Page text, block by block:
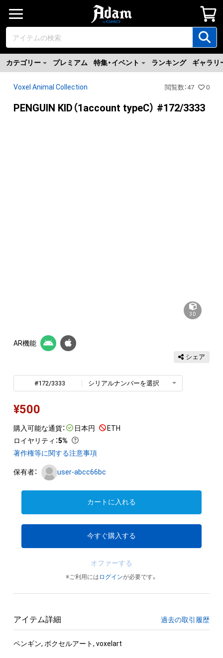
カテゴリー プレミアム 特集・イベント ランキング ギャラリ
Voxel Animal Collection 閲覧数 ：47 0
PENGUIN KID（1account typeC） #172/3333
3D
AR機能
シェア
#172/3333 シリアルナンバーを選択
¥500
購入可能な通貨： 日本円
ETH
ロイヤリティ ：5%
著作権等に関する注意事項
保有者： user-abcc66bc
カートに入れる
今すぐ購入する
オファーする
※ご利用には ログインが必要です。
アイテム詳細 過去の取引履歴
ペンギン, ボクセルアート, voxelart